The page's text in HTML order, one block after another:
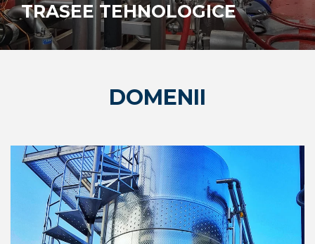
TRASEE TEHNOLOGICE
DOMENII